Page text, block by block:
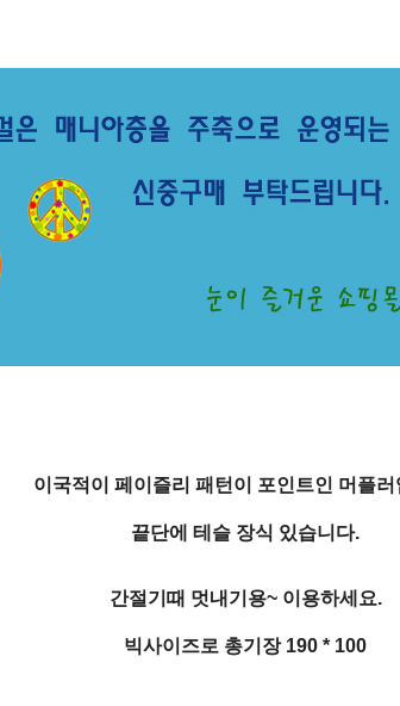
이국적이 페이즐리 패턴이 포인트인 머플러
끝단에 테슬 장식 있습니다.
간절기때 멋내기용~ 이용하세요.
빅사이즈로 총기장 190 * 100